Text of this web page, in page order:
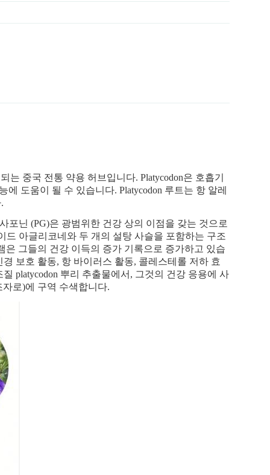
는 중국 전통 약용 허브입니다. Platycodon은 호흡기
도움이 될 수 있습니다. Platycodon 루트는 항 알레
포닌 (PG)은 광범위한 건강 상의 이점을 갖는 것으로
드 아글리코네와 두 개의 설탕 사슬을 포함하는 구조
그들의 건강 이득의 증가 기록으로 증가하고 있습
보호 활동, 항 바이러스 활동, 콜레스테롤 저하 효
platycodon 뿌리 추출물에서, 그것의 건강 응용에 사
로)에 구역 수색합니다.